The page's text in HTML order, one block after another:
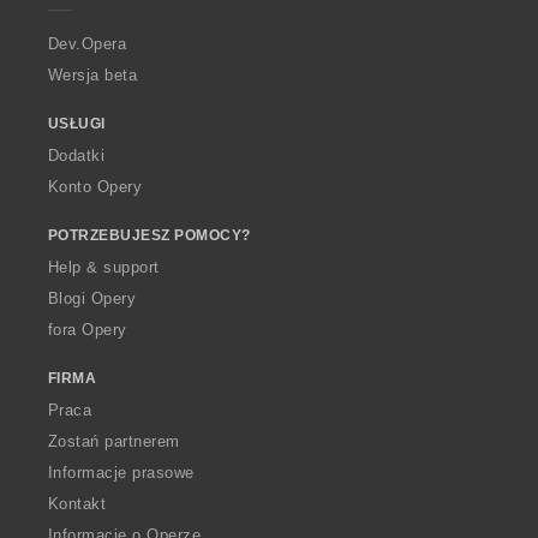
a
Dev.Opera
Wersja beta
USŁUGI
Dodatki
Konto Opery
POTRZEBUJESZ POMOCY?
Help & support
Blogi Opery
fora Opery
FIRMA
Praca
Zostań partnerem
Informacje prasowe
Kontakt